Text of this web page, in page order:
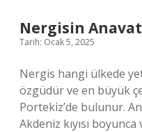
Nergisin
Tarih: Ocak 5, 2025
Nergis hangi ülkede
özgüdür ve en büyük
Portekiz’de bulunur.
Akdeniz kıyısı